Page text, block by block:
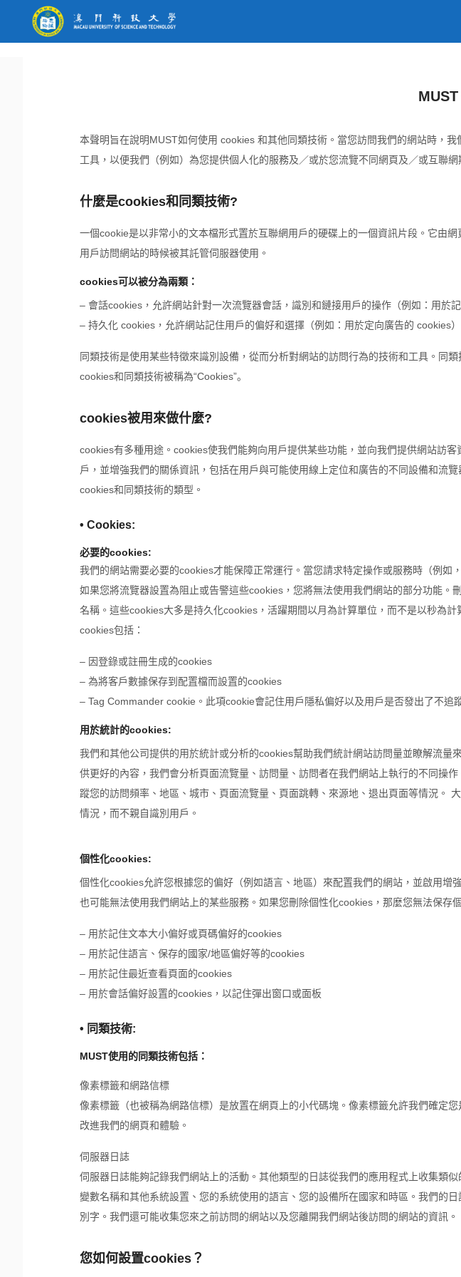
本聲明旨在說明MUST如何使用 cookies 和其他同類技術。當您訪問我們的網站時，
工具，以便我們（例如）為您提供個人化的服務及／或於您流覽不同網頁及／或互聯
什麼是cookies和同類技術?
一個cookie是以非常小的文本檔形式置於互聯網用戶的硬碟上的一個資訊片段。它由
用戶訪問網站的時候被其託管伺服器使用。
cookies可以被分為兩類：
– 會話cookies，允許網站針對一次流覽器會話，識別和鏈接用戶的操作（例如：用於
– 持久化 cookies，允許網站記住用戶的偏好和選擇（例如：用於定向廣告的 cookies）
同類技術是使用某些特徵來識別設備，從而分析對網站的訪問行為的技術和工具。同
cookies和同類技術被稱為“Cookies”。
cookies被用來做什麼?
cookies有多種用途。cookies使我們能夠向用戶提供某些功能，並向我們提供網站訪
戶，並增強我們的關係資訊，包括在用戶與可能使用線上定位和廣告的不同設備和流
cookies和同類技術的類型。
• Cookies:
必要的cookies:
我們的網站需要必要的cookies才能保障正常運行。當您請求特定操作或服務時（例
如果您將流覽器設置為阻止或告警這些cookies，您將無法使用我們網站的部分功能
名稱。這些cookies大多是持久化cookies，活躍期間以月為計算單位，而不是以秒為
cookies包括：
– 因登錄或註冊生成的cookies
– 為將客戶數據保存到配置檔而設置的cookies
– Tag Commander cookie。此項cookie會記住用戶隱私偏好以及用戶是否發出了不追
用於統計的cookies:
我們和其他公司提供的用於統計或分析的cookies幫助我們統計網站訪問量並瞭解流
供更好的內容，我們會分析頁面流覽量、訪問量、訪問者在我們網站上執行的不同操
蹤您的訪問頻率、地區、城市、頁面流覽量、頁面跳轉、來源地、退出頁面等情況。
情況，而不親自識別用戶。
個性化cookies:
個性化cookies允許您根據您的偏好（例如語言、地區）來配置我們的網站，並啟用
也可能無法使用我們網站上的某些服務。如果您刪除個性化cookies，那麼您無法保存
– 用於記住文本大小偏好或頁碼偏好的cookies
– 用於記住語言、保存的國家/地區偏好等的cookies
– 用於記住最近查看頁面的cookies
– 用於會話偏好設置的cookies，以記住彈出窗口或面板
• 同類技術:
MUST使用的同類技術包括：
像素標籤和網路信標
像素標籤（也被稱為網路信標）是放置在網頁上的小代碼塊。像素標籤允許我們確定
改進我們的網頁和體驗。
伺服器日誌
伺服器日誌能夠記錄我們網站上的活動。其他類型的日誌從我們的應用程式上收集類
變數名稱和其他系統設置、您的系統使用的語言、您的設備所在國家和時區。我們的
別字。我們還可能收集您來之前訪問的網站以及您離開我們網站後訪問的網站的資訊。
您如何設置cookies？